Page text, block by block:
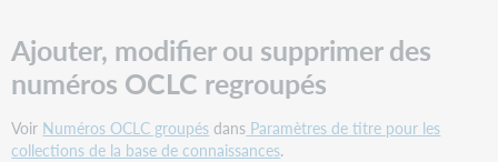
Ajouter, modifier ou supprimer des
numéros OCLC regroupés
Voir Numéros OCLC groupés dans Paramètres de titre pour les
collections de la base de connaissances.